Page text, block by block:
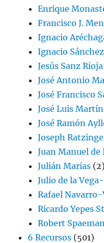
Enrique
Francisco J.
Ignacio
Ignacio
Jesús Sanz Rioja
José Antonio
José Francisco
José Luis
José Ramón
Joseph
Juan Manuel de
Julián Marías (2)
Julio de la
Rafael
Ricardo Yepes
Robert
6 Recursos (501)